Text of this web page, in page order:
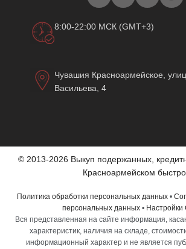
8:00-22:00 МСК (GMT+3)
Чувашия Красноармейское,
Васильева, 4
© 2013-2026 Выкуп подержанных,
Красноармейском быстро.
Политика обработки персональных данных•
персональных данных • Настройки
Вся представленная на сайте информация,
характеристик, наличия на складе,
информационный характер и не является